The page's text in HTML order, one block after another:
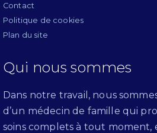
Contact
Politique de cookies
Plan du site
Qui nous sommes
Dans notre travail, nous
d’un médecin de famille qui
soins complets à tout moment,